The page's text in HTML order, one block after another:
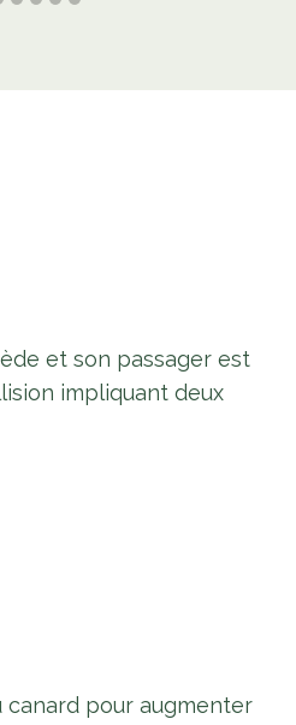
et son passager est
impliquant deux
canard pour augmenter